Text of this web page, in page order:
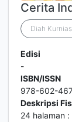
Cerita
Diah
Edisi
-
ISBN/ISSN
978-602-
Deskripsi
24 halaman